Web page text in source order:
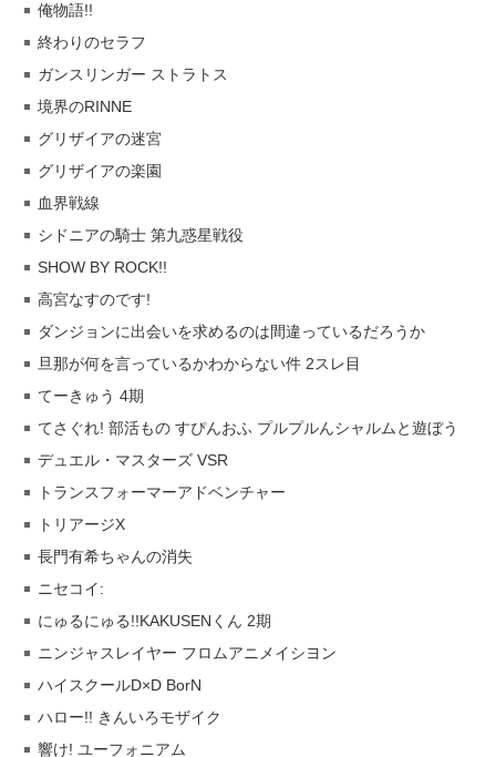
俺物語!!
終わりのセラフ
ガンスリンガー ストラトス
境界のRINNE
グリザイアの迷宮
グリザイアの楽園
血界戦線
シドニアの騎士 第九惑星戦役
SHOW BY ROCK!!
高宮なすのです!
ダンジョンに出会いを求めるのは間違っているだろうか
旦那が何を言っているかわからない件 2スレ目
てーきゅう 4期
てさぐれ! 部活もの すぴんおふ プルプルんシャルムと遊ぼう
デュエル・マスターズ VSR
トランスフォーマーアドベンチャー
トリアージX
長門有希ちゃんの消失
ニセコイ:
にゅるにゅる!!KAKUSENくん 2期
ニンジャスレイヤー フロムアニメイシヨン
ハイスクールD×D BorN
ハロー!! きんいろモザイク
響け! ユーフォニアム